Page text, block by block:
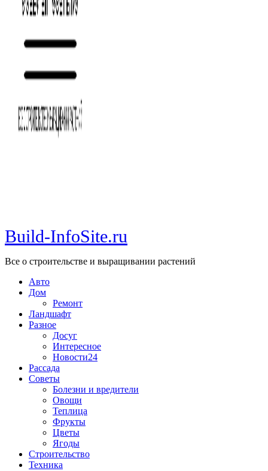
Build-InfoSite.ru
Все о строительстве и выращивании растений
Авто
Дом
Ремонт
Ландшафт
Разное
Досуг
Интересное
Новости24
Рассада
Советы
Болезни и вредители
Овощи
Теплица
Фрукты
Цветы
Ягоды
Строительство
Техника